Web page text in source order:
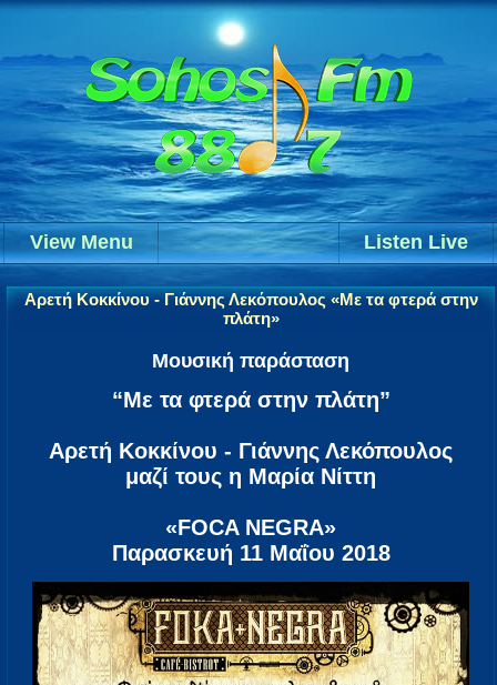
Listen Live
View Menu
Αρετή Κοκκίνου - Γιάννης Λεκόπουλος «Με τα φτερά στην
πλάτη»
Μουσική παράσταση
“Με τα φτερά στην πλάτη”
Αρετή Κοκκίνου - Γιάννης Λεκόπουλος
μαζί τους η Μαρία Νίττη
«FOCA NEGRA»
Παρασκευή 11 Μαΐου 2018